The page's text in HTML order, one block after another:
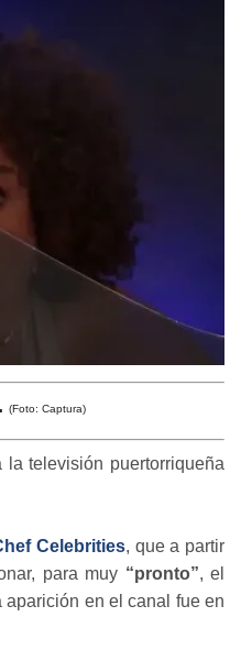
(Foto: Captura)
la televisión puertorriqueña
Celebrities, que a partir
para muy “pronto”, el
en el canal fue en